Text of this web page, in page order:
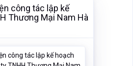
công tác lập kế
Thương Mại Nam Hà
công tác lập kế hoạch